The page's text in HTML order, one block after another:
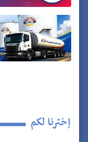
إخترنا لكم